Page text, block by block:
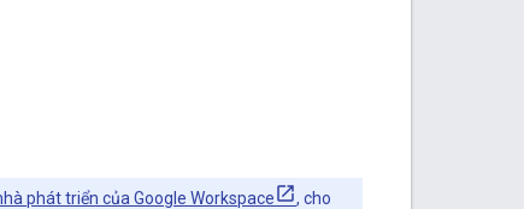
phát triển của Google Workspace
, cho